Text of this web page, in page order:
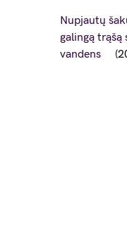
Nupjautų
galingą
vandens